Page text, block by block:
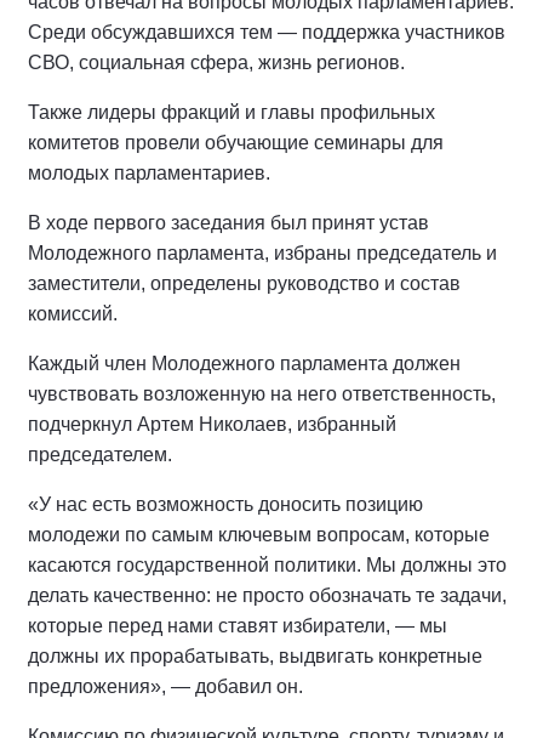
Среди обсуждавшихся тем — поддержка участников
СВО, социальная сфера, жизнь регионов.
Также лидеры фракций и главы профильных
комитетов провели обучающие семинары для
молодых парламентариев.
В ходе первого заседания был принят устав
Молодежного парламента, избраны председатель и
заместители, определены руководство и состав
комиссий.
Каждый член Молодежного парламента должен
чувствовать возложенную на него ответственность,
подчеркнул Артем Николаев, избранный
председателем.
«У нас есть возможность доносить позицию
молодежи по самым ключевым вопросам, которые
касаются государственной политики. Мы должны это
делать качественно: не просто обозначать те задачи,
которые перед нами ставят избиратели, — мы
должны их прорабатывать, выдвигать конкретные
предложения», — добавил он.